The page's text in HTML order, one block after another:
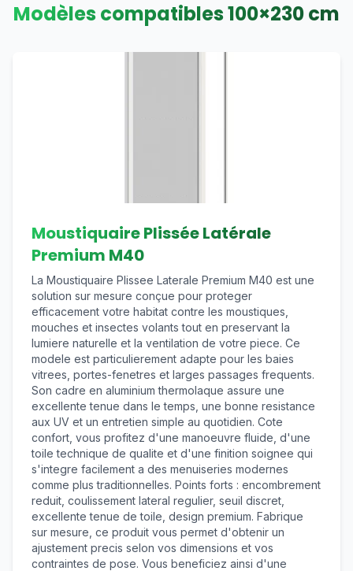
Modèles compatibles100×230cm
Moustiquaire Plissée Latérale
Premium M40
La Moustiquaire Plissee Laterale Premium M40 est une
solution sur mesure conçue pour proteger
efficacement votre habitat contre les moustiques,
mouches et insectes volants tout en preservant la
lumiere naturelle et la ventilation de votre piece. Ce
modele est particulierement adapte pour les baies
vitrees, portes-fenetres et larges passages frequents.
Son cadre en aluminium thermolaque assure une
excellente tenue dans le temps, une bonne resistance
aux UV et un entretien simple au quotidien. Cote
confort, vous profitez d'une manoeuvre fluide, d'une
toile technique de qualite et d'une finition soignee qui
s'integre facilement a des menuiseries modernes
comme plus traditionnelles. Points forts : encombrement
reduit, coulissement lateral regulier, seuil discret,
excellente tenue de toile, design premium. Fabrique
sur mesure, ce produit vous permet d'obtenir un
ajustement precis selon vos dimensions et vos
contraintes de pose. Vous beneficiez ainsi d'une